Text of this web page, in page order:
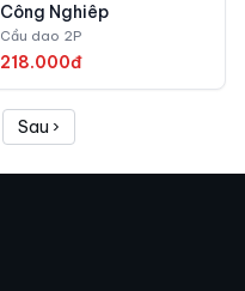
Công Nghiêp
Cầu dao 2P
218.000đ
Sau ›